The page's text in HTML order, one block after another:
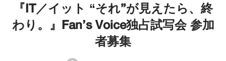
『IT／イット “それ”が見えたら、終
わり。』Fan’s Voice独占試写会 参加
者募集